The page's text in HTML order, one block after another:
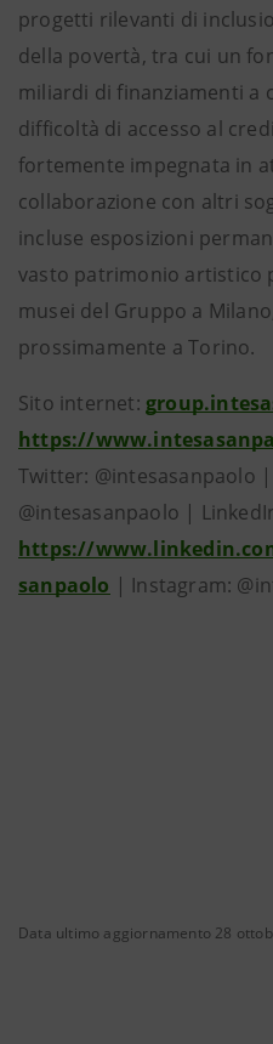
progetti rilevanti di
della povertà, tra cui un
miliardi di finanziamenti a
difficoltà di accesso al
fortemente impegnata in
collaborazione con altri
incluse esposizioni
vasto patrimonio artistico
musei del Gruppo a
prossimamente a Torino.
Sito internet:
https://
Twitter: @intesasanpaolo
@intesasanpaolo |
https://
sanpaolo | Instagram:
Data ultimo aggiornamento 28